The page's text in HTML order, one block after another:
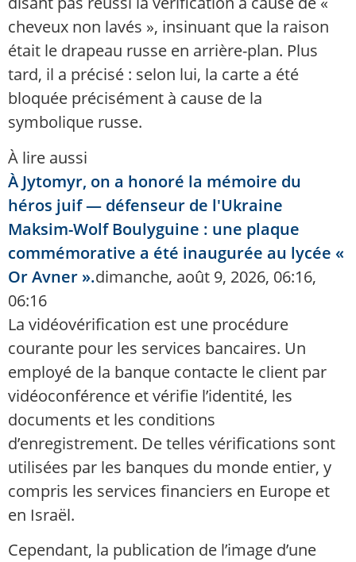
cheveux non lavés », insinuant que la raison
était le drapeau russe en arrière-plan. Plus
tard, il a précisé : selon lui, la carte a été
bloquée précisément à cause de la
symbolique russe.
À lire aussi
À Jytomyr, on a honoré la mémoire du
héros juif — défenseur de l'Ukraine
Maksim-Wolf Boulyguine : une plaque
commémorative a été inaugurée au lycée «
Or Avner ».dimanche, août 9, 2026, 06:16,
06:16
La vidéovérification est une procédure
courante pour les services bancaires. Un
employé de la banque contacte le client par
vidéoconférence et vérifie l’identité, les
documents et les conditions
d’enregistrement. De telles vérifications sont
utilisées par les banques du monde entier, y
compris les services financiers en Europe et
en Israël.
Cependant, la publication de l’image d’une